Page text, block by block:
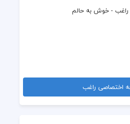
راغب - خوش به حالم
اختصاصی راغب